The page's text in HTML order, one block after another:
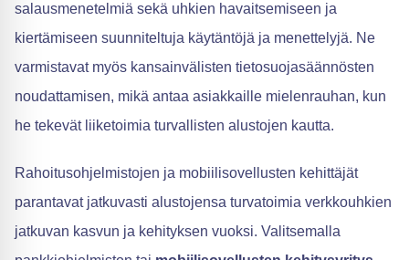
salausmenetelmiä sekä uhkien havaitsemiseen ja
kiertämiseen suunniteltuja käytäntöjä ja menettelyjä. Ne
varmistavat myös kansainvälisten tietosuojasäännösten
noudattamisen, mikä antaa asiakkaille mielenrauhan, kun
he tekevät liiketoimia turvallisten alustojen kautta.
Rahoitusohjelmistojen ja mobiilisovellusten kehittäjät
parantavat jatkuvasti alustojensa turvatoimia verkkouhkien
jatkuvan kasvun ja kehityksen vuoksi. Valitsemalla